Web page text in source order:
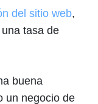
del sitio web,
tasa de
buena
un negocio de